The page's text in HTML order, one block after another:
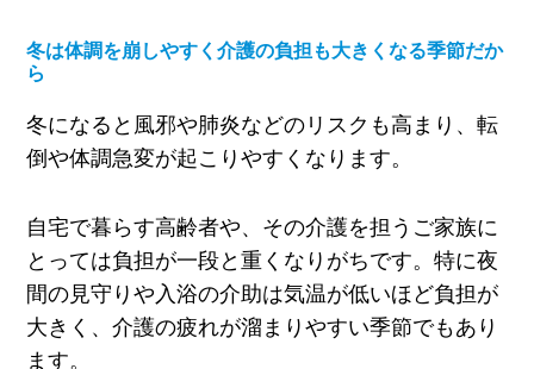
冬は体調を崩しやすく介護の負担も大きくなる季節だか
ら
冬になると風邪や肺炎などのリスクも高まり、転
倒や体調急変が起こりやすくなります。
自宅で暮らす高齢者や、その介護を担うご家族に
とっては負担が一段と重くなりがちです。特に夜
間の見守りや入浴の介助は気温が低いほど負担が
大きく、介護の疲れが溜まりやすい季節でもあり
ます。